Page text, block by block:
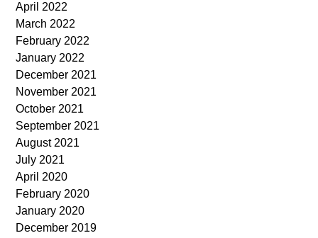
April 2022
March 2022
February 2022
January 2022
December 2021
November 2021
October 2021
September 2021
August 2021
July 2021
April 2020
February 2020
January 2020
December 2019